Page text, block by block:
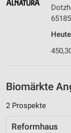
Biomärkte
2 Prospekte
Reformhaus
Verwendung
Nicht-IAB-
Notwendig
Performance